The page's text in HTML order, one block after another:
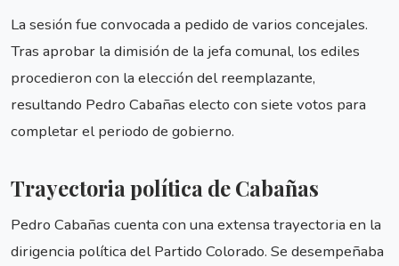
La sesión fue convocada a pedido de varios concejales.
Tras aprobar la dimisión de la jefa comunal, los ediles
procedieron con la elección del reemplazante,
resultando Pedro Cabañas electo con siete votos para
completar el periodo de gobierno.
Trayectoria política de Cabañas
Pedro Cabañas cuenta con una extensa trayectoria en la
dirigencia política del Partido Colorado. Se desempeñaba